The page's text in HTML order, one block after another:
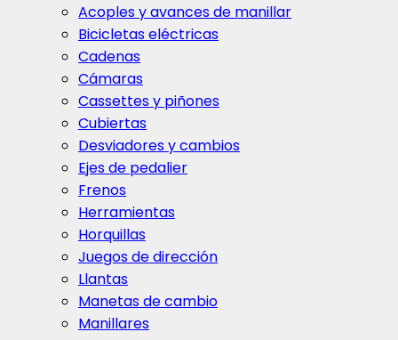
Acoples y avances de manillar
Bicicletas eléctricas
Cadenas
Cámaras
Cassettes y piñones
Cubiertas
Desviadores y cambios
Ejes de pedalier
Frenos
Herramientas
Horquillas
Juegos de dirección
Llantas
Manetas de cambio
Manillares